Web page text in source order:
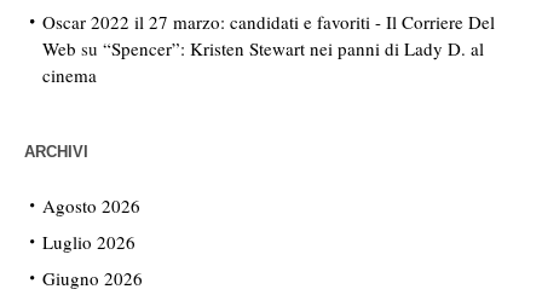
Oscar 2022 il 27 marzo: candidati e favoriti - Il Corriere Del
Web su “Spencer”: Kristen Stewart nei panni di Lady D. al
cinema
ARCHIVI
Agosto 2026
Luglio 2026
Giugno 2026